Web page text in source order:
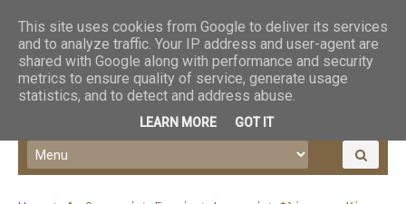
This site uses cookies from Google to deliver its services
and to analyze traffic. Your IP address and user-agent are
shared with Google along with performance and security
metrics to ensure quality of service, generate usage
statistics, and to detect and address abuse.
LEARN MORE GOT IT